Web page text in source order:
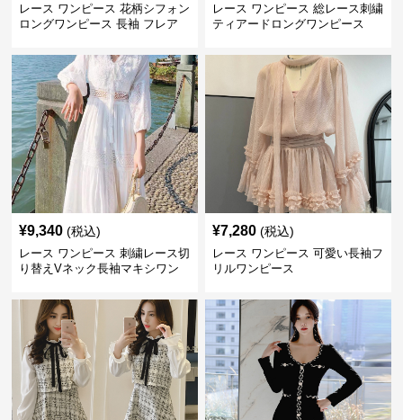
レース ワンピース 花柄シフォン
ロングワンピース 長袖 フレア
レース ワンピース 総レース刺繍
ティアードロングワンピース
¥9,340 (税込)
レース ワンピース 刺繍レース切
り替えVネック長袖マキシワン
¥7,280 (税込)
レース ワンピース 可愛い長袖フ
リルワンピース